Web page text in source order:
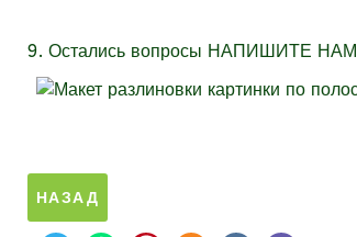
9. Остались вопросы НАПИШИТЕ НАМ